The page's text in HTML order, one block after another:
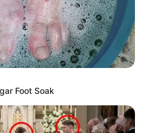
de Despacho se
de las cuales 36
a hechos de intolerancia y la
Foot Soak